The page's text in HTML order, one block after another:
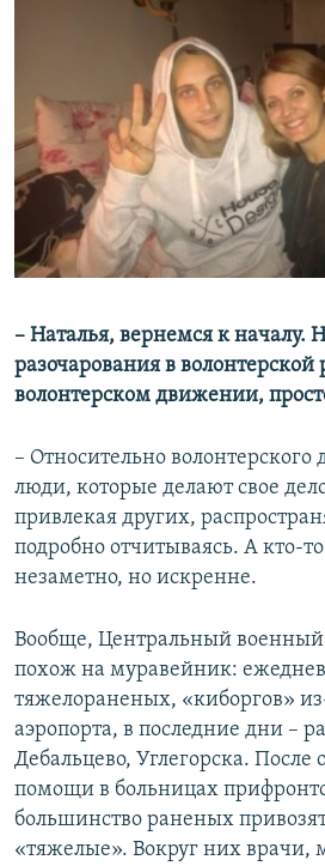
– Наталья, вернемся к началу.
разочарования в волонтерской
волонтерском движении,
– Относительно волонтерского
люди, которые делают свое
привлекая других,
подробно отчитываясь. А кто-то
незаметно, но искренне.
Вообще, Центральный военный
похож на муравейник:
тяжелораненых, «киборгов»
аэропорта, в последние дни –
Дебальцево, Углегорска. После
помощи в больницах
большинство раненых
«тяжелые». Вокруг них врачи,